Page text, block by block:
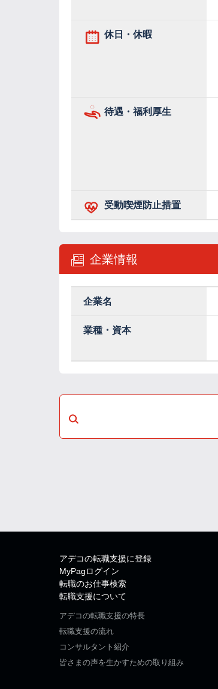
休日・休暇
待遇・福利厚生
受動喫煙防止措置
企業情報
企業名
業種・資本
アデコの転職支援に登録
MyPagログイン
転職のお仕事検索
転職支援について
アデコの転職支援の特長
転職支援の流れ
コンサルタント紹介
皆さまの声を生かすための取り組み